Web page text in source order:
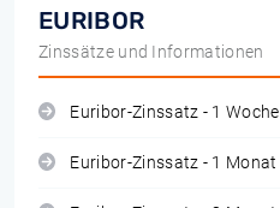
EURIBOR
Zinssätze und Informationen
Euribor-Zinssatz - 1 Woche
Euribor-Zinssatz - 1 Monat